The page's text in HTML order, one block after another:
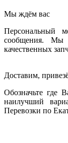
Мы ждём вас
Персональный
сообщения. Мы
качественных
Доставим,
Обозначьте где
наилучший
Перевозки по